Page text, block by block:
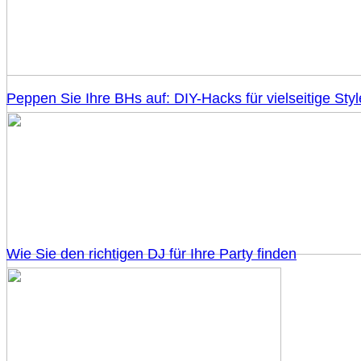
Peppen Sie Ihre BHs auf: DIY-Hacks für vielseitige
Wie Sie den richtigen DJ für Ihre Party finden